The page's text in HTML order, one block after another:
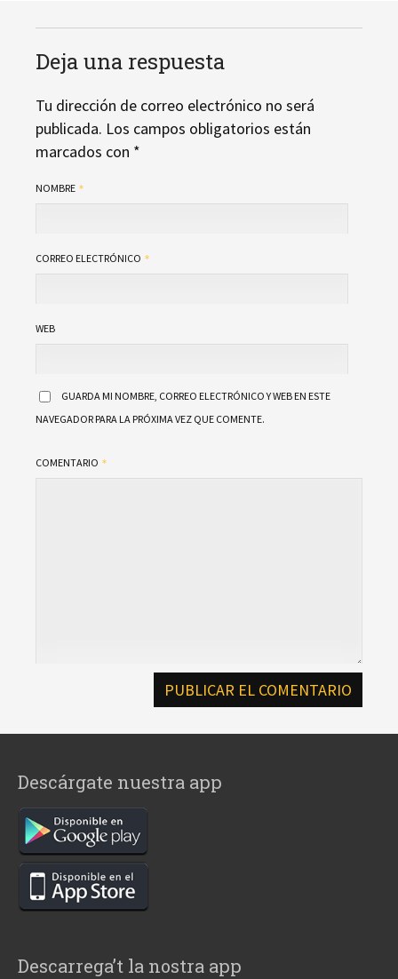
Deja una respuesta
Tu dirección de correo electrónico no será
publicada. Los campos obligatorios están
marcados con *
NOMBRE
CORREO ELECTRÓNICO
WEB
GUARDA MI NOMBRE, CORREO ELECTRÓNICO Y WEB EN ESTE
NAVEGADOR PARA LA PRÓXIMA VEZ QUE COMENTE.
COMENTARIO
Descárgate nuestra app
Descarrega’t la nostra app